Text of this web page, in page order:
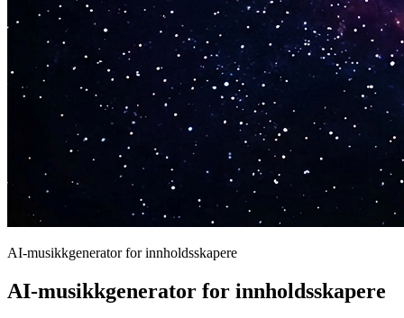
AI-musikkgenerator for innholdsskapere
AI-musikkgenerator for innholdsskapere